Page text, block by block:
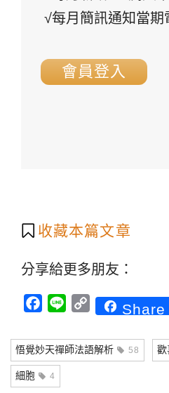
√每月簡訊通知當期
會員登入
收藏本篇文章
分享給更多朋友：
Facebook
Line CopyShare
悟覺妙天禪師法語解析 58 歡
細胞 4